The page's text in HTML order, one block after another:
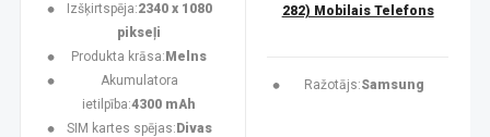
Izšķirtspēja:2340 x 1080
pikseļi
Produkta krāsa: Melns
Akumulatora
ietilpība:4300 mAh
SIM kartes spējas: Divas
282) Mobilais Telefons
Ražotājs:Samsung